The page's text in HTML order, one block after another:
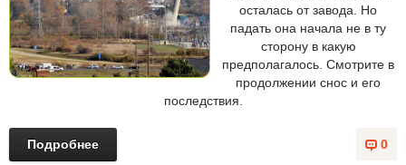
осталась от завода. Но
падать она начала не в ту
сторону в какую
предполагалось. Смотрите в
продолжении снос и его
последствия.
0
Подробнее